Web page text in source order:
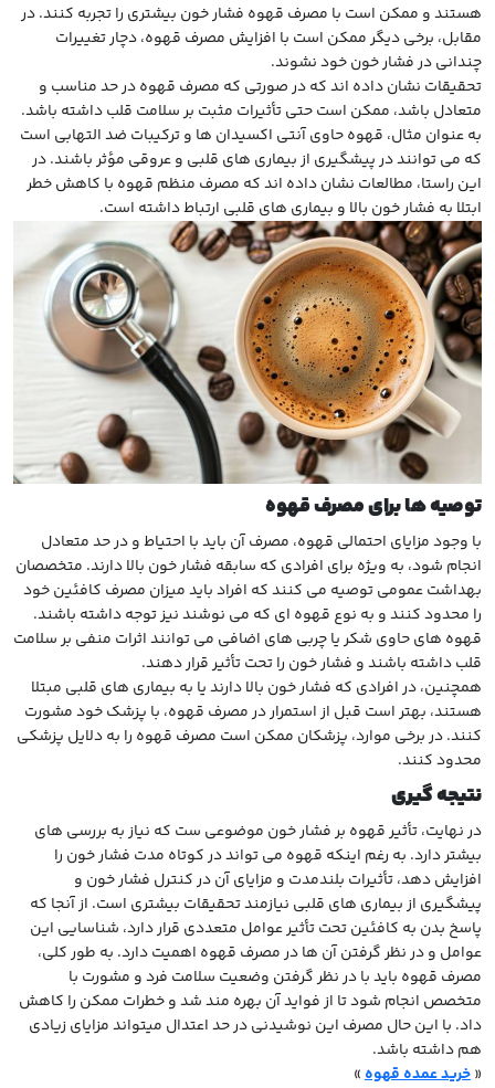
هستند و ممکن است با مصرف قهوه فشار خون بیشتری را تجربه کنند. در
مقابل، برخی دیگر ممکن است با افزایش مصرف قهوه، دچار تغییرات
چندانی در فشار خون خود نشوند.
تحقیقات نشان داده اند که در صورتی که مصرف قهوه در حد مناسب و
متعادل باشد، ممکن است حتی تأثیرات مثبت بر سلامت قلب داشته باشد.
به عنوان مثال، قهوه حاوی آنتی اکسیدان ها و ترکیبات ضد التهابی است
که می توانند در پیشگیری از بیماری های قلبی و عروقی مؤثر باشند. در
این راستا، مطالعات نشان داده اند که مصرف منظم قهوه با کاهش خطر
ابتلا به فشار خون بالا و بیماری های قلبی ارتباط داشته است.
توصیه ها برای مصرف قهوه
با وجود مزایای احتمالی قهوه، مصرف آن باید با احتیاط و در حد متعادل
انجام شود، به ویژه برای افرادی که سابقه فشار خون بالا دارند. متخصصان
بهداشت عمومی توصیه می کنند که افراد باید میزان مصرف کافئین خود
را محدود کنند و به نوع قهوه ای که می نوشند نیز توجه داشته باشند.
قهوه های حاوی شکر یا چربی های اضافی می توانند اثرات منفی بر سلامت
قلب داشته باشند و فشار خون را تحت تأثیر قرار دهند.
همچنین، در افرادی که فشار خون بالا دارند یا به بیماری های قلبی مبتلا
هستند، بهتر است قبل از استمرار در مصرف قهوه، با پزشک خود مشورت
کنند. در برخی موارد، پزشکان ممکن است مصرف قهوه را به دلایل پزشکی
محدود کنند.
نتیجه گیری
در نهایت، تأثیر قهوه بر فشار خون موضوعی ست که نیاز به بررسی های
بیشتر دارد. به رغم اینکه قهوه می تواند در کوتاه مدت فشار خون را
افزایش دهد، تأثیرات بلندمدت و مزایای آن در کنترل فشار خون و
پیشگیری از بیماری های قلبی نیازمند تحقیقات بیشتری است. از آنجا که
پاسخ بدن به کافئین تحت تأثیر عوامل متعددی قرار دارد، شناسایی این
عوامل و در نظر گرفتن آن ها در مصرف قهوه اهمیت دارد. به طور کلی،
مصرف قهوه باید با در نظر گرفتن وضعیت سلامت فرد و مشورت با
متخصص انجام شود تا از فواید آن بهره مند شد و خطرات ممکن را کاهش
داد. با این حال مصرف این نوشیدنی در حد اعتدال میتواند مزایای زیادی
هم داشته باشد.
«خرید عمده قهوه»